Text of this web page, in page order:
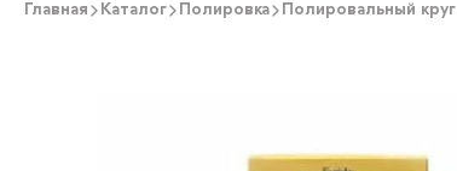
Главная Каталог Полировка Полировальный круг